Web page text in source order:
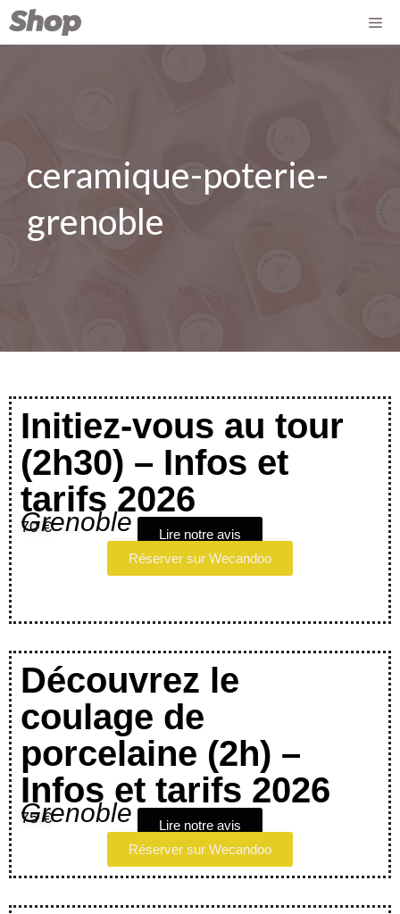
ceramique-poterie-
grenoble
Initiez-vous au tour
(2h30) – Infos et
tarifs 2026
Grenoble
70 €
Lire notre avis
Réserver sur Wecandoo
Découvrez le
coulage de
porcelaine (2h) –
Infos et tarifs 2026
Grenoble
75 €
Lire notre avis
Réserver sur Wecandoo